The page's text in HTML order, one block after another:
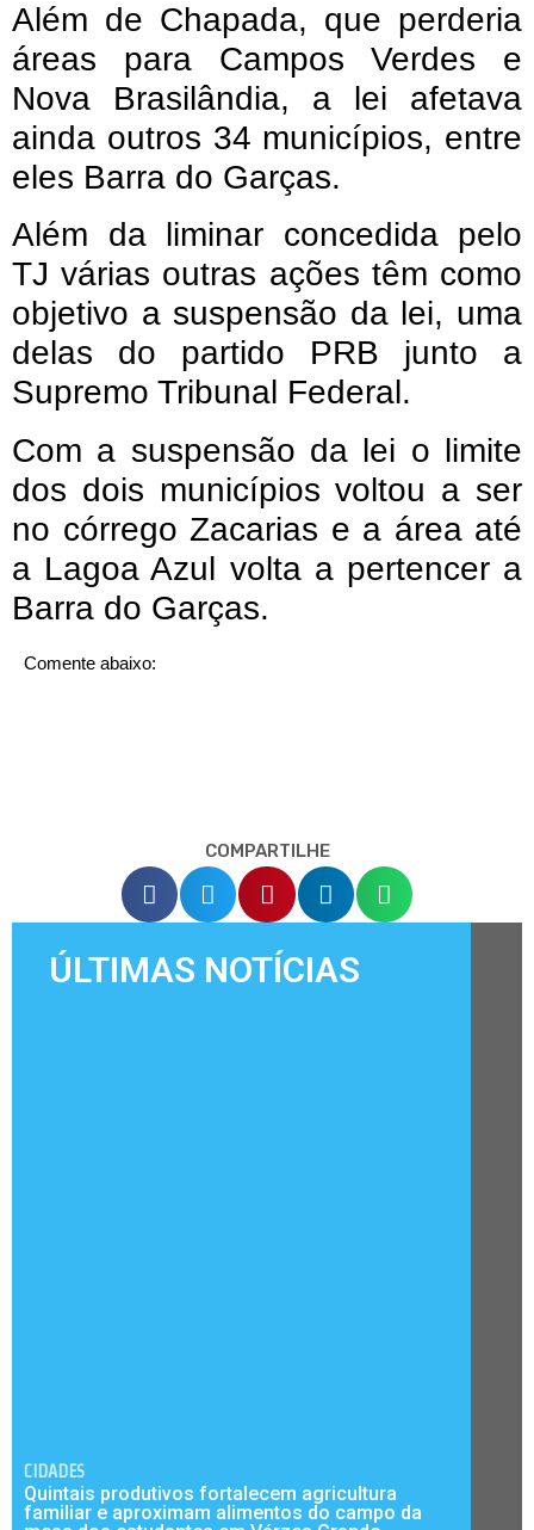
Além de Chapada, que perderia
áreas para Campos Verdes e
Nova Brasilândia, a lei afetava
ainda outros 34 municípios, entre
eles Barra do Garças.
Além da liminar concedida pelo
TJ várias outras ações têm como
objetivo a suspensão da lei, uma
delas do partido PRB junto a
Supremo Tribunal Federal.
Com a suspensão da lei o limite
dos dois municípios voltou a ser
no córrego Zacarias e a área até
a Lagoa Azul volta a pertencer a
Barra do Garças.
Comente abaixo:
COMPARTILHE
ÚLTIMAS NOTÍCIAS
CIDADES
Quintais produtivos fortalecem agricultura
familiar e aproximam alimentos do campo da